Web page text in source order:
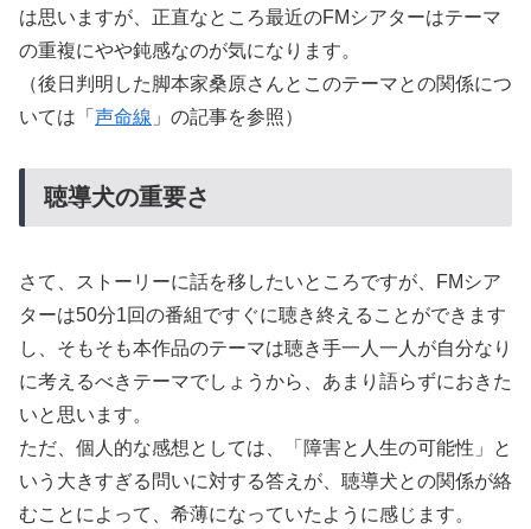
は思いますが、正直なところ最近のFMシアターはテーマ
の重複にやや鈍感なのが気になります。
（後日判明した脚本家桑原さんとこのテーマとの関係につ
いては「 声命線 」の記事を参照）
聴導犬の重要さ
さて、ストーリーに話を移したいところですが、FMシア
ターは50分1回の番組ですぐに聴き終えることができます
し、そもそも本作品のテーマは聴き手一人一人が自分なり
に考えるべきテーマでしょうから、あまり語らずにおきた
いと思います。
ただ、個人的な感想としては、「障害と人生の可能性」と
いう大きすぎる問いに対する答えが、聴導犬との関係が絡
むことによって、希薄になっていたように感じます。